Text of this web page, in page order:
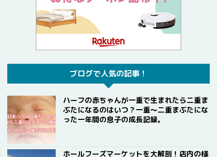
ブログで人気の記事！
ハーフの赤ちゃんが一重で生まれたら二重ま
ぶたになるのはいつ？一重〜二重まぶたにな
った一年間の息子の成長記録。
ホールフーズマーケットを大解剖！店内の様